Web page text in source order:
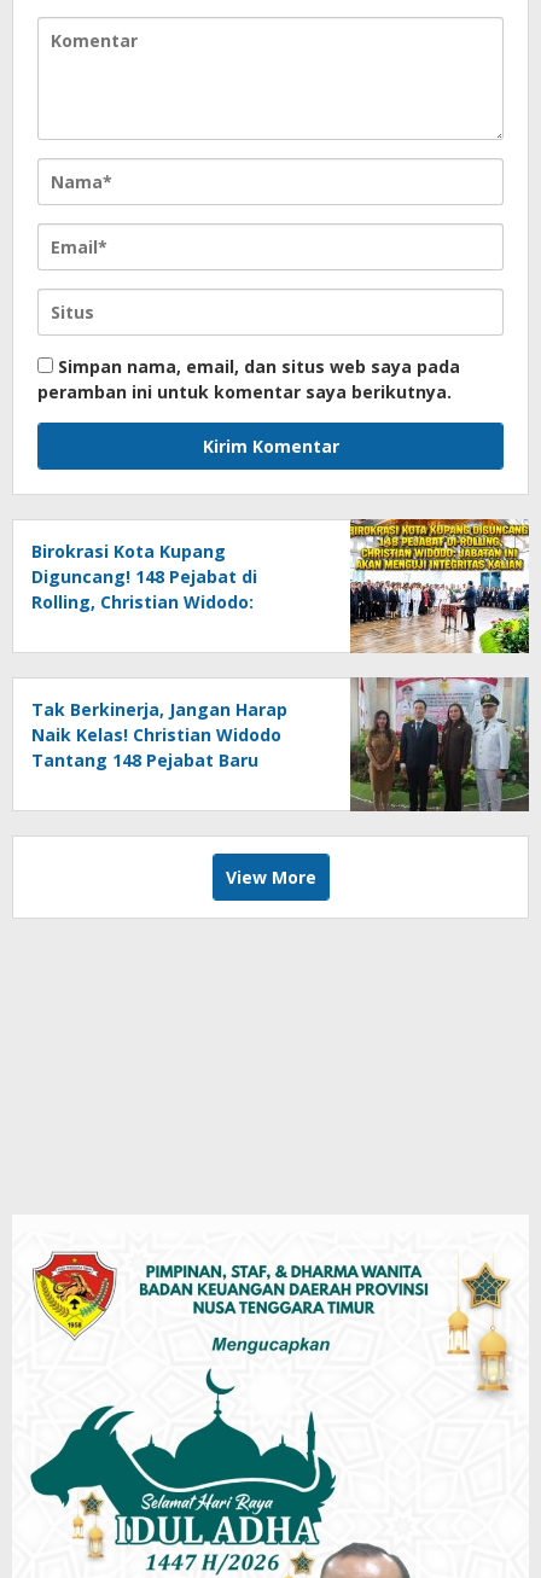
Simpan nama, email, dan situs web saya pada
peramban ini untuk komentar saya berikutnya.
Birokrasi Kota Kupang
Diguncang! 148 Pejabat di
Rolling, Christian Widodo:
Integritas Kalian
Tak Berkinerja, Jangan Harap
Naik Kelas! Christian Widodo
Tantang 148 Pejabat Baru
View More